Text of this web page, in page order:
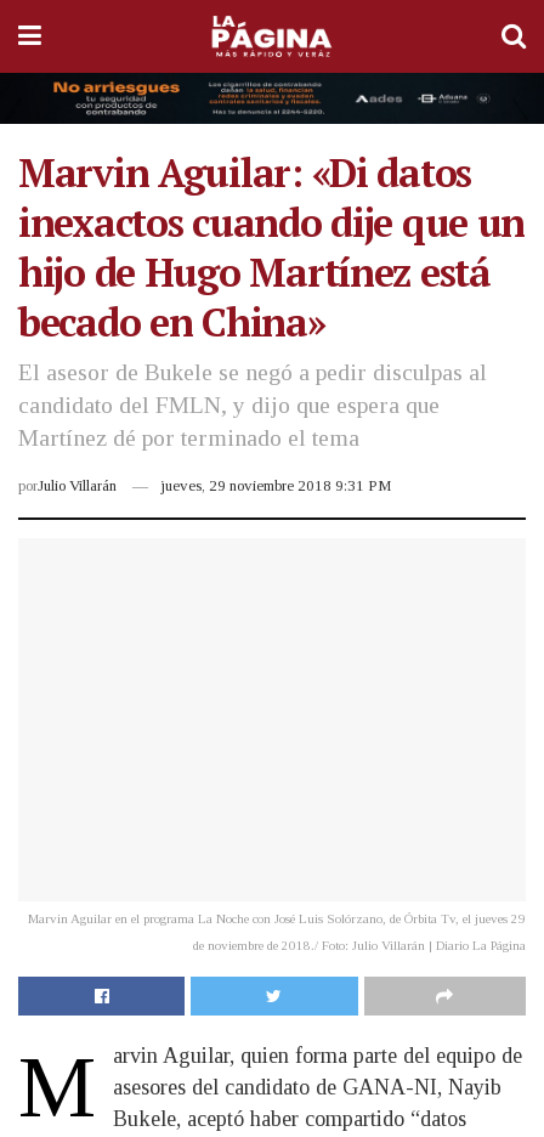
Marvin Aguilar: «Di datos
inexactos cuando dije que un
hijo de Hugo Martínez está
becado en China»
El asesor de Bukele se negó a pedir disculpas al
candidato del FMLN, y dijo que espera que
Martínez dé por terminado el tema
porJulio Villarán jueves, 29 noviembre 2018 9:31 PM
Marvin Aguilar en el programa La Noche con José Luis Solórzano, de Órbita Tv, el jueves 29
de noviembre de 2018./ Foto: Julio Villarán | Diario La Página
M
arvin Aguilar, quien forma parte del equipo de
asesores del candidato de GANA-NI, Nayib
Bukele, aceptó haber compartido “datos